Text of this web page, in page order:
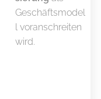
Geschäftsmodel
l voranschreiten
wird.